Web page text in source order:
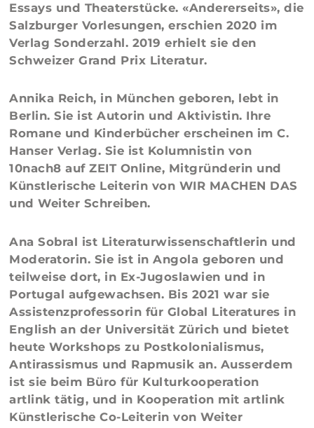
Essays und Theaterstücke. «Andererseits», die
Salzburger Vorlesungen, erschien 2020 im
Verlag Sonderzahl. 2019 erhielt sie den
Schweizer Grand Prix Literatur.
Annika Reich, in München geboren, lebt in
Berlin. Sie ist Autorin und Aktivistin. Ihre
Romane und Kinderbücher erscheinen im C.
Hanser Verlag. Sie ist Kolumnistin von
10nach8 auf ZEIT Online, Mitgründerin und
Künstlerische Leiterin von WIR MACHEN DAS
und Weiter Schreiben.
Ana Sobral ist Literaturwissenschaftlerin und
Moderatorin. Sie ist in Angola geboren und
teilweise dort, in Ex-Jugoslawien und in
Portugal aufgewachsen. Bis 2021 war sie
Assistenzprofessorin für Global Literatures in
English an der Universität Zürich und bietet
heute Workshops zu Postkolonialismus,
Antirassismus und Rapmusik an. Ausserdem
ist sie beim Büro für Kulturkooperation
artlink tätig​, und in Kooperation mit artlink
Künstlerische Co-Leiterin von Weiter